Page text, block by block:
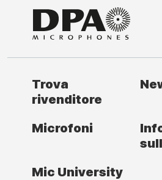
Trova
rivenditore
Microfoni
Mic University